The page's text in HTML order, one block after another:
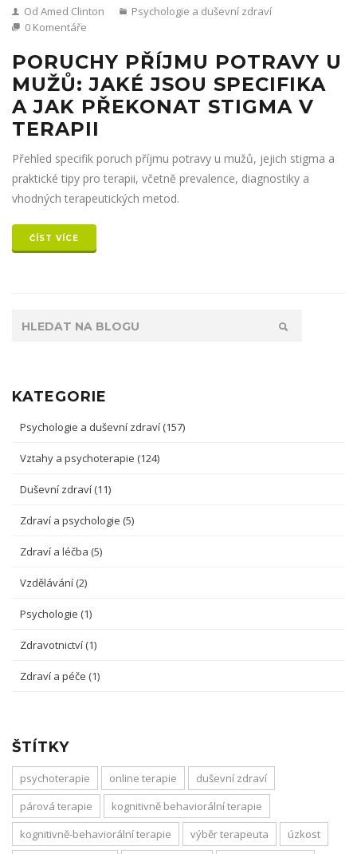
Od Amed Clinton
Psychologie a duševní zdraví
0 Komentáře
PORUCHY PŘÍJMU POTRAVY U
MUŽŮ: JAKÉ JSOU SPECIFIKA
A JAK PŘEKONAT STIGMA V
TERAPII
Přehled specifik poruch příjmu potravy u mužů, jejich stigma a
praktické tipy pro terapii, včetně prevalence, diagnostiky a
vhodných terapeutických metod.
ČÍST VÍCE
KATEGORIE
Psychologie a duševní zdraví (157)
Vztahy a psychoterapie (124)
Duševní zdraví (11)
Zdraví a psychologie (5)
Zdraví a léčba (5)
Vzdělávání (2)
Psychologie (1)
Zdravotnictví (1)
Zdraví a péče (1)
ŠTÍTKY
psychoterapie online terapie
duševní zdraví
párová terapie
kognitivně behaviorální terapie
kognitivně-behaviorální terapie
výběr terapeuta
úzkost